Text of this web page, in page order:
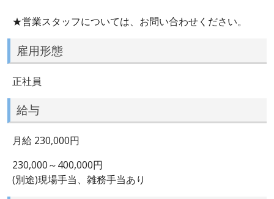
★営業スタッフについては、お問い合わせください。
雇用形態
正社員
給与
月給 230,000円
230,000～400,000円
(別途)現場手当、雑務手当あり